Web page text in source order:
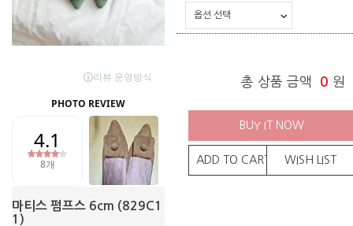
마티스 펌프스 6cm (829C1
1)
총 상품 금액 0 원
BUY IT NOW
ADD TO CART WISH LIST